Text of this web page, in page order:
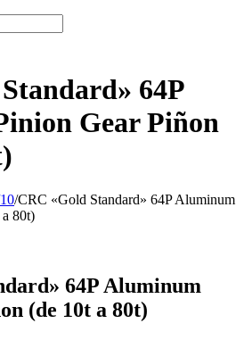
64P
Gear Piñon
/CRC «Gold Standard» 64P Aluminum
80t)
64P Aluminum
(de 10t a 80t)